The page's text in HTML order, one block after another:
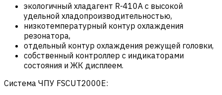
экологичный хладагент R-410A с высокой
удельной хладопроизводительностью,
низкотемпературный контур охлаждения
резонатора,
отдельный контур охлаждения режущей головки,
собственный контроллер с индикаторами
состояния и ЖК дисплеем.
Система ЧПУ FSCUT2000E: